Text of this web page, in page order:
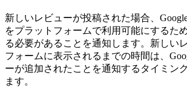
新しいレビューが投稿された場合、
をプラットフォームで利用可能にするた
る必要があることを通知します。新しい
フォームに表示されるまでの時間は、
ーが追加されたことを通知するタイミン
ます。